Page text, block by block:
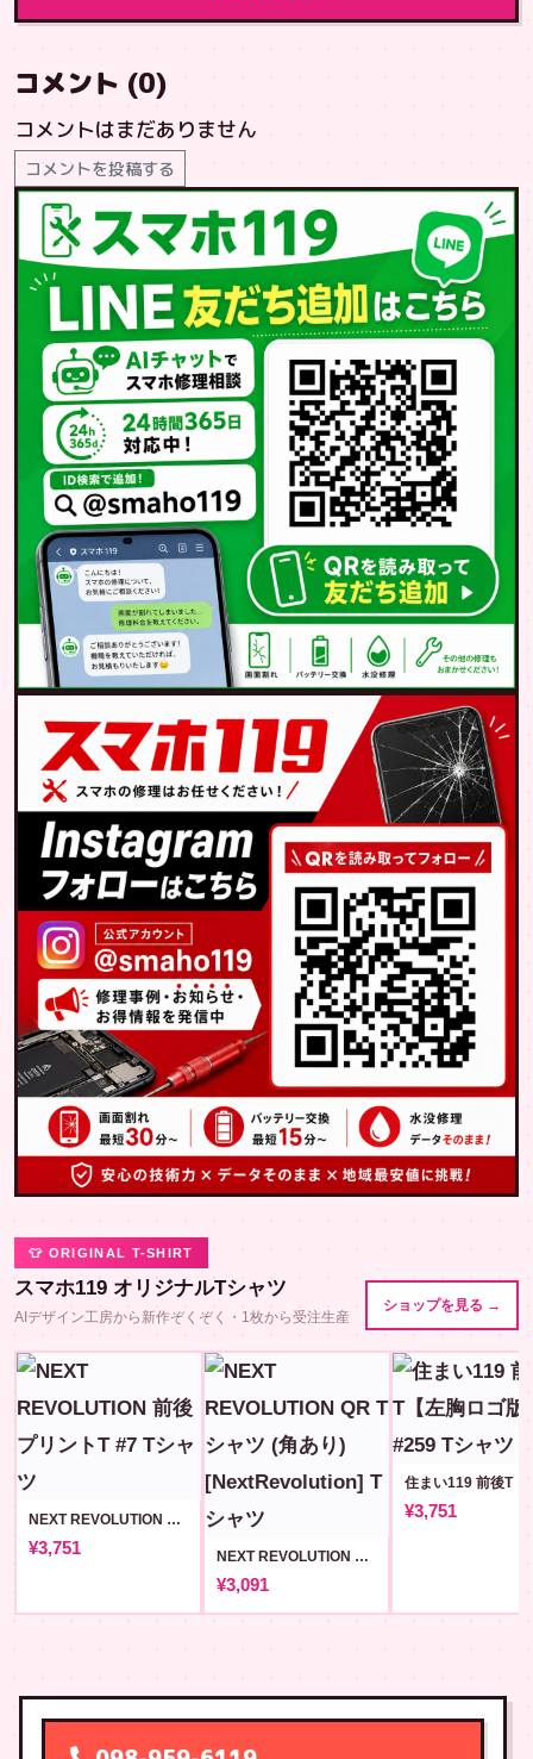
コメント (0)
コメントはまだありません
コメントを投稿する
👕 ORIGINAL T-SHIRT
スマホ119 オリジナルTシャツ
AIデザイン工房から新作ぞくぞく・1枚から受注生産
ショップを見る →
NEXT REVOLUTION 前後プリントT #7
¥3,751 NEXT REVOLUTION QR Tシャツ (角あり) [NextRevolution]
¥3,091
¥3,751